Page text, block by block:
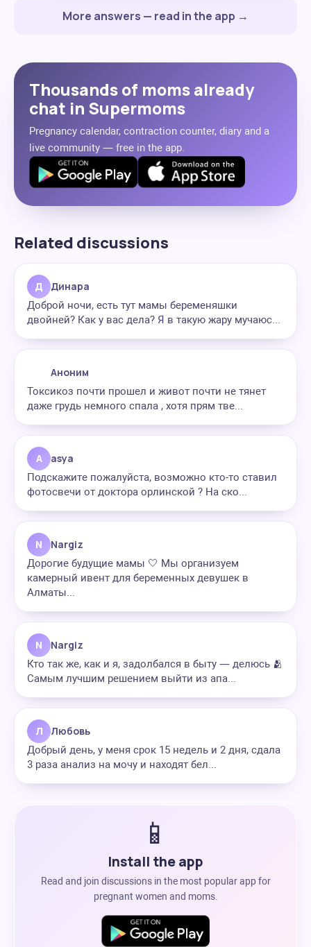
More answers — read in the app →
Thousands of moms already
chat in Supermoms
Pregnancy calendar, contraction counter, diary and a
live community — free in the app.
Related discussions
Д Динара
Доброй ночи, есть тут мамы беременяшки
двойней? Как у вас дела? Я в такую жару мучаюс...
Аноним
Токсикоз почти прошел и живот почти не тянет
даже грудь немного спала , хотя прям тве...
A asya
Подскажите пожалуйста, возможно кто-то ставил
фотосвечи от доктора орлинской ? На ско...
N Nargiz
Дорогие будущие мамы 🤍 Мы организуем
камерный ивент для беременных девушек в
Алматы...
N Nargiz
Кто так же, как и я, задолбался в быту — делюсь 🫂
Самым лучшим решением выйти из апа...
Л Любовь
Добрый день, у меня срок 15 недель и 2 дня, сдала
3 раза анализ на мочу и находят бел...
📱
Install the app
Read and join discussions in the most popular app for
pregnant women and moms.